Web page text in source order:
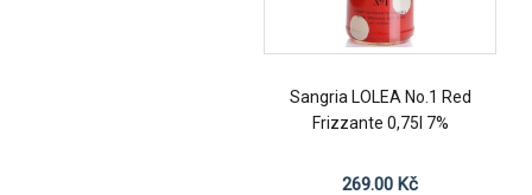
Sangria LOLEA No.1 Red
Frizzante 0,75l 7%
269.00 Kč